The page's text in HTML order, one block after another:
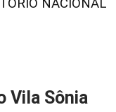
Vila Sônia